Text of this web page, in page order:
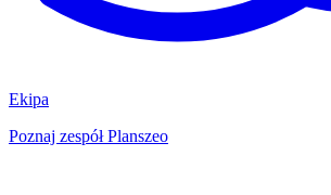
Ekipa
Poznaj zespół Planszeo